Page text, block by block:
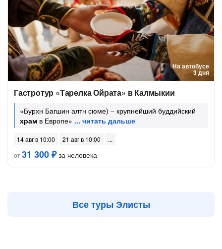
На автобусе
3 дня
Гастротур «Тарелка Ойрата» в Калмыкии
«Бурхн Багшин алтн сюме) – крупнейший буддийский
храм в Европе»
14 авг в 10:00
21 авг в 10:00
от31 300 ₽за человека
Все туры Элисты